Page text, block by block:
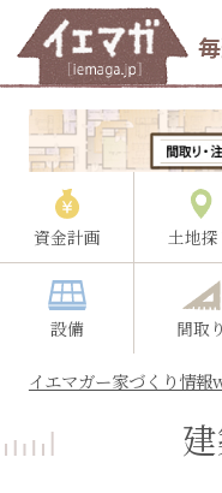
資金計画 土地探
設備 間取り
イエマガー家づくり情報